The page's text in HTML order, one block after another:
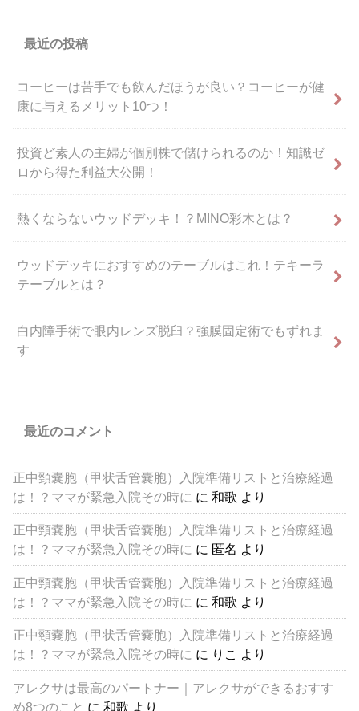
最近の投稿
コーヒーは苦手でも飲んだほうが良い？コーヒーが健
康に与えるメリット10つ！
投資ど素人の主婦が個別株で儲けられるのか！知識ゼ
ロから得た利益大公開！
熱くならないウッドデッキ！？MINO彩木とは？
ウッドデッキにおすすめのテーブルはこれ！テキーラ
テーブルとは？
白内障手術で眼内レンズ脱臼？強膜固定術でもずれま
す
最近のコメント
正中頸嚢胞（甲状舌管嚢胞）入院準備リストと治療経過
は！？ママが緊急入院その時に に和歌 より
正中頸嚢胞（甲状舌管嚢胞）入院準備リストと治療経過
は！？ママが緊急入院その時に に 匿名 より
正中頸嚢胞（甲状舌管嚢胞）入院準備リストと治療経過
は！？ママが緊急入院その時に に和歌 より
正中頸嚢胞（甲状舌管嚢胞）入院準備リストと治療経過
は！？ママが緊急入院その時に に りこ より
アレクサは最高のパートナー｜アレクサができるおすす
め8つのこと に和歌 より